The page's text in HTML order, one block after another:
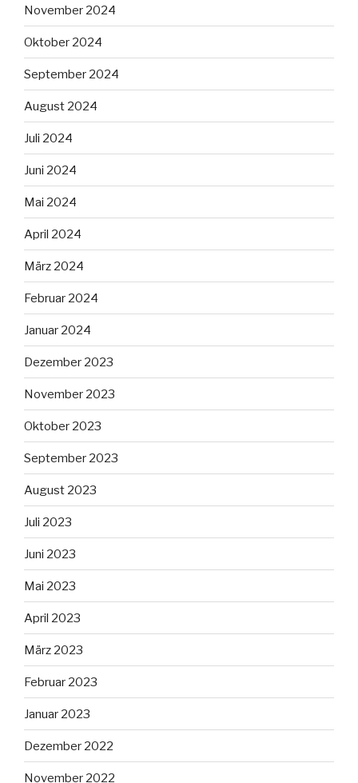
November 2024
Oktober 2024
September 2024
August 2024
Juli 2024
Juni 2024
Mai 2024
April 2024
März 2024
Februar 2024
Januar 2024
Dezember 2023
November 2023
Oktober 2023
September 2023
August 2023
Juli 2023
Juni 2023
Mai 2023
April 2023
März 2023
Februar 2023
Januar 2023
Dezember 2022
November 2022